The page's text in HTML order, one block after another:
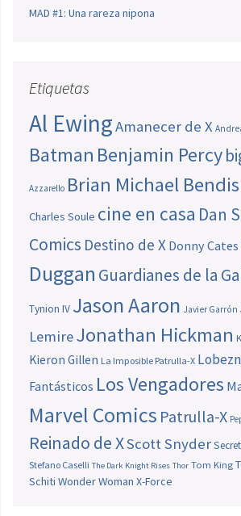
MAD #1: Una rareza nipona
Etiquetas
Al EwingAmanecer de X
Batman Benjamin Percy
Azzarello Brian Michael Bendis
Charles Soule cine en casa Dan
Comics Destino de X Donny Cates
Duggan Guardianes de la
Tynion IV Jason Aaron Javier Garrón
LemireJonathan Hickman
Kieron Gillen La Imposible Patrulla-X
Fantásticos Los Vengadores
Marvel Comics Patrulla-X
Reinado de XScott Snyder
Stefano Caselli The Dark Knight Rises Thor Tom King
Schiti Wonder Woman X-Force